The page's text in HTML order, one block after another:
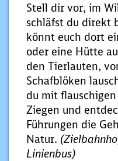
Stell dir vor, im
schläfst du direkt
könnt euch dort
oder eine Hütte
den Tierlauten,
Schafblöken
du mit
Ziegen und
Führungen die
Natur.
Linienbus)